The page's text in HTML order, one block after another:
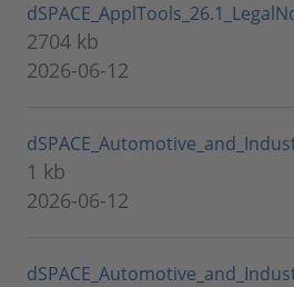
2704 kb
2026-06-12
1 kb
2026-06-12